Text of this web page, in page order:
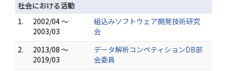
社会における活動
1.
2002/04 ～
2003/03
組込みソフトウェア開発技術研究
会
2.
2013/08 ～
2019/03
データ解析コンペティションDB部
会委員